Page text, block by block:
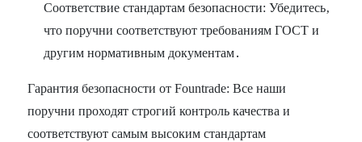
Соответствие стандартам безопасности: Убедитесь‚
что поручни соответствуют требованиям ГОСТ и
другим нормативным документам․
Гарантия безопасности от Fountrade: Все наши
поручни проходят строгий контроль качества и
соответствуют самым высоким стандартам